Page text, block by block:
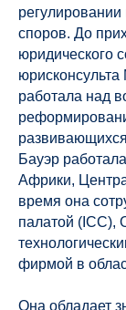
споров. До
юридического
работала над
Бауэр
Африки,
время она
палатой (ICC),
фирмой в
Она обладает